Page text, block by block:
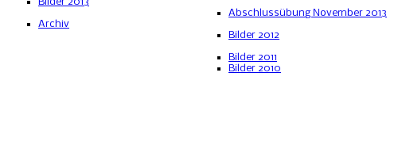
Bilder 2013
Abschlussübung November 2013
Archiv
Bilder 2012
Bilder 2011
Bilder 2010